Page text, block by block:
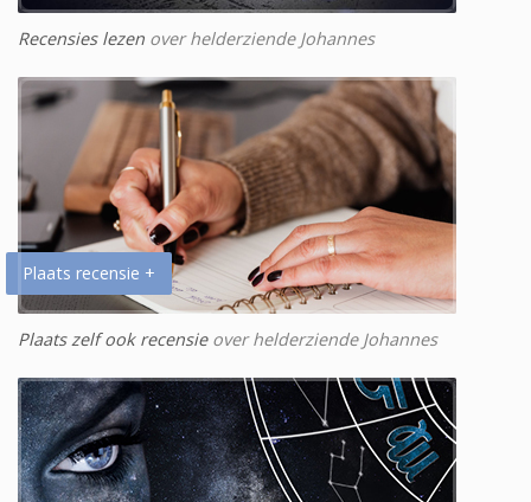
Recensies lezen over helderziende Johannes
Plaats recensie +
Plaats zelf ook recensieover helderziende Johannes